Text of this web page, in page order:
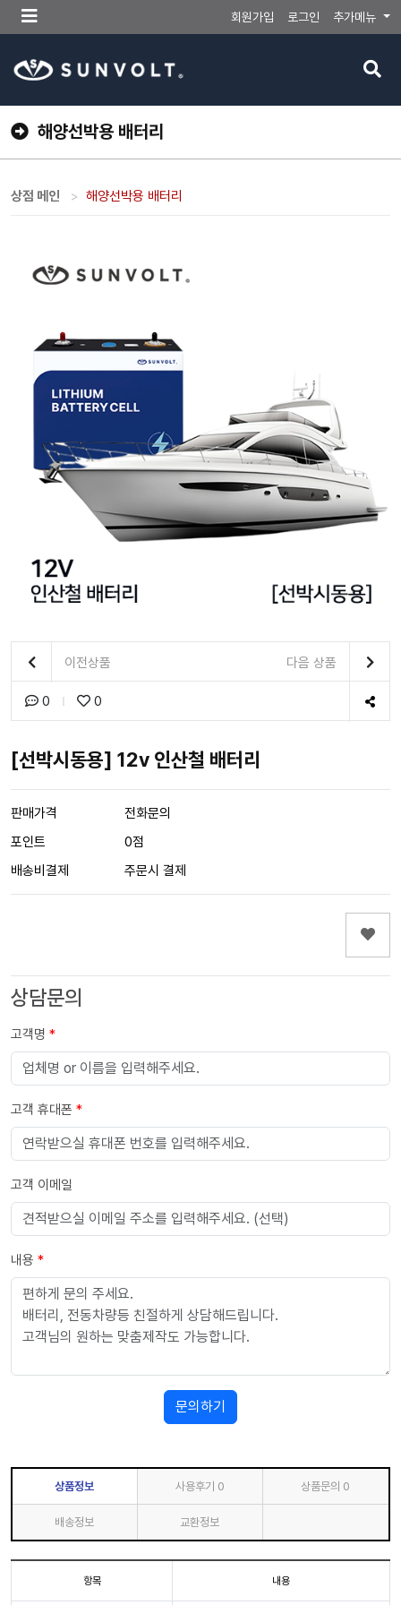
메
뉴
튼
회원가입 로그인 추가메뉴
검
버
해양선박용 배터리
상점 메인 해양선박용 배터리
이전상품 다음 상품
0 0
[선박시동용] 12v 인산철 배터리
판매가격
전화문의
포인트
0점
배송비결제
주문시 결제
상담문의
고객명 *
고객 휴대폰 *
고객 이메일
내용 *
문의하기
상품정보 사용후기 0 상품문의 0
배송정보 교환정보
항목 내용